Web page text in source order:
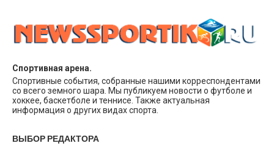
Спортивная арена.
Спортивные события, собранные нашими корреспондентами
со всего земного шара. Мы публикуем новости о футболе и
хоккее, баскетболе и теннисе. Также актуальная
информация о других видах спорта.
ВЫБОР РЕДАКТОРА